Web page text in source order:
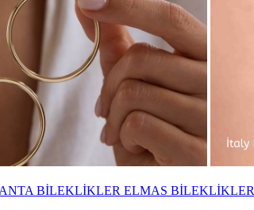
BİLEKLİKLER ELMAS BİLEKLİKLER